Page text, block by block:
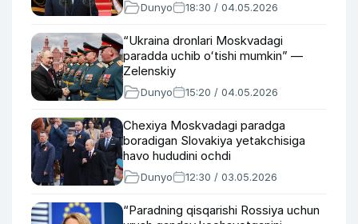
Dunyo 18:30 / 04.05.2026
“Ukraina dronlari Moskvadagi
paradda uchib oʻtishi mumkin” —
Zelenskiy
Dunyo 15:20 / 04.05.2026
Chexiya Moskvadagi paradga
boradigan Slovakiya yetakchisiga
havo hududini ochdi
Dunyo 12:30 / 03.05.2026
“Paradning qisqarishi Rossiya uchun